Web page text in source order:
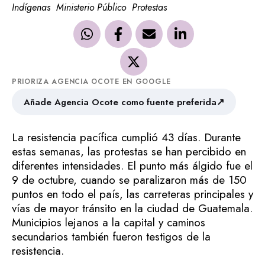
Indígenas Ministerio Público Protestas
PRIORIZA AGENCIA OCOTE EN GOOGLE
Añade Agencia Ocote como fuente preferida↗
La resistencia pacífica cumplió 43 días. Durante
estas semanas, las protestas se han percibido en
diferentes intensidades. El punto más álgido fue el
9 de octubre, cuando se paralizaron más de 150
puntos en todo el país, las carreteras principales y
vías de mayor tránsito en la ciudad de Guatemala.
Municipios lejanos a la capital y caminos
secundarios también fueron testigos de la
resistencia.